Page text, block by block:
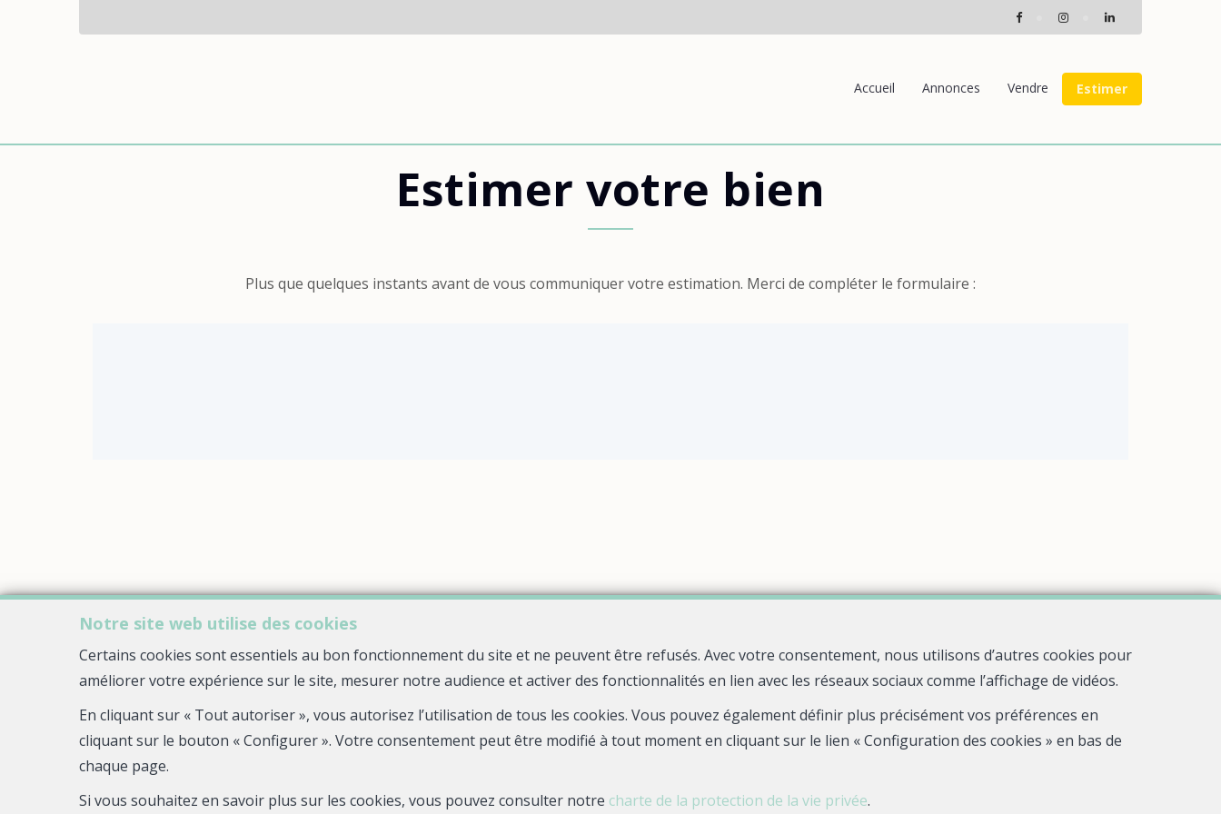
Accueil Annonces Vendre Estimer
Estimer votre bien
Plus que quelques instants avant de vous communiquer votre estimation. Merci de compléter le formulaire :
Notre site web utilise des cookies
Certains cookies sont essentiels au bon fonctionnement du site et ne peuvent être refusés. Avec votre consentement, nous utilisons d’autres cookies pour
améliorer votre expérience sur le site, mesurer notre audience et activer des fonctionnalités en lien avec les réseaux sociaux comme l’affichage de vidéos.
En cliquant sur « Tout autoriser », vous autorisez l’utilisation de tous les cookies. Vous pouvez également définir plus précisément vos préférences en
cliquant sur le bouton « Configurer ». Votre consentement peut être modifié à tout moment en cliquant sur le lien « Configuration des cookies » en bas de
chaque page.
Si vous souhaitez en savoir plus sur les cookies, vous pouvez consulter notre charte de la protection de la vie privée.
Quelle agence ! —Rue Jean Fourastie— 29480 Le Relecq-Kerhuon
TEL.0298836906 — bienvenue@quelle-agence.fr